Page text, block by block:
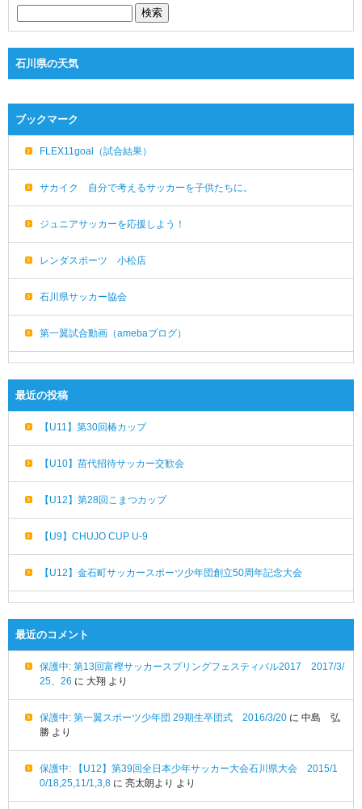
石川県の天気
ブックマーク
FLEX11goal（試合結果）
サカイク 自分で考えるサッカーを子供たちに。
ジュニアサッカーを応援しよう！
レンダスポーツ 小松店
石川県サッカー協会
第一翼試合動画（amebaブログ）
最近の投稿
【U11】第30回椿カップ
【U10】苗代招待サッカー交歓会
【U12】第28回こまつカップ
【U9】CHUJO CUP U-9
【U12】金石町サッカースポーツ少年団創立50周年記念大会
最近のコメント
保護中: 第13回富樫サッカースプリングフェスティバル2017 2017/3/
25、26 に 大翔 より
保護中: 第一翼スポーツ少年団 29期生卒団式 2016/3/20 に 中島 弘
勝 より
保護中: 【U12】第39回全日本少年サッカー大会石川県大会 2015/1
0/18,25,11/1,3,8 に 亮太朗より より